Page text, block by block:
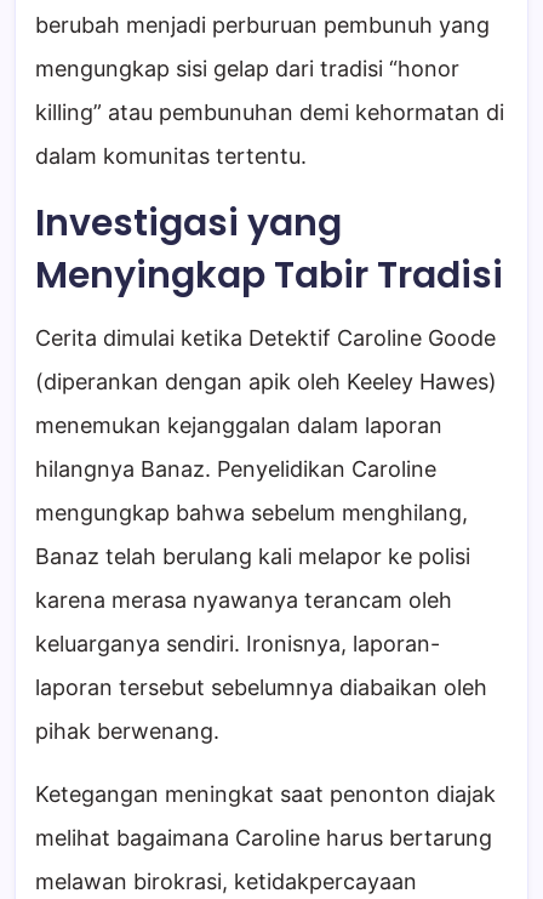
berubah menjadi perburuan pembunuh yang
mengungkap sisi gelap dari tradisi “honor
killing” atau pembunuhan demi kehormatan di
dalam komunitas tertentu.
Investigasi yang
Menyingkap Tabir Tradisi
Cerita dimulai ketika Detektif Caroline Goode
(diperankan dengan apik oleh Keeley Hawes)
menemukan kejanggalan dalam laporan
hilangnya Banaz. Penyelidikan Caroline
mengungkap bahwa sebelum menghilang,
Banaz telah berulang kali melapor ke polisi
karena merasa nyawanya terancam oleh
keluarganya sendiri. Ironisnya, laporan-
laporan tersebut sebelumnya diabaikan oleh
pihak berwenang.
Ketegangan meningkat saat penonton diajak
melihat bagaimana Caroline harus bertarung
melawan birokrasi, ketidakpercayaan